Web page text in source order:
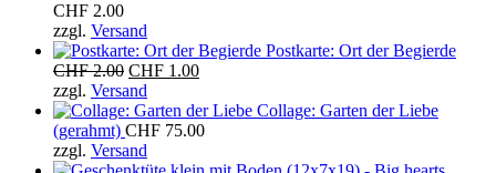
CHF 2.00
zzgl. Versand
Postkarte: Ort der Begierde
CHF2.00 Ursprünglicher
Preis
war:
CHF 2.00
CHF 1.00Aktueller
ist:
CHF 1.00.
zzgl. Versand
Collage: Garten der Liebe
(gerahmt) CHF 75.00
zzgl. Versand